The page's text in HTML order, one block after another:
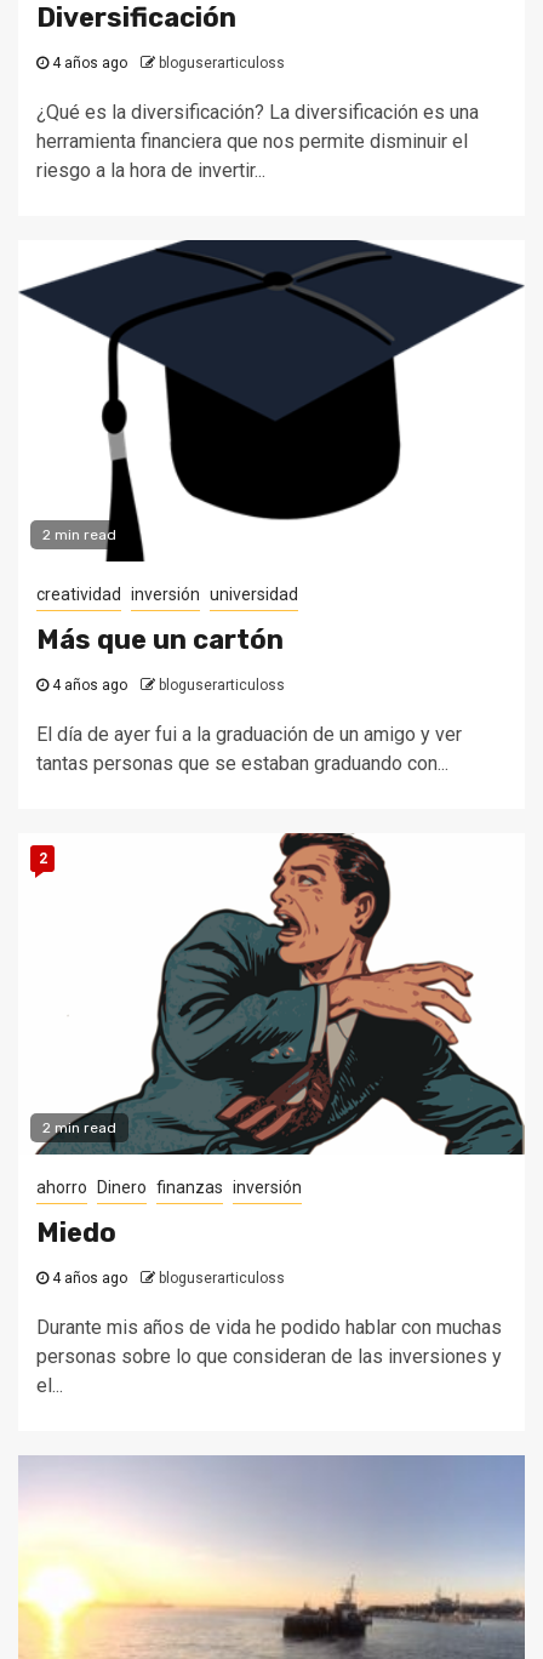
Diversificación
4 años ago bloguserarticuloss
¿Qué es la diversificación? La diversificación es una
herramienta financiera que nos permite disminuir el
riesgo a la hora de invertir...
2 min read
creatividad inversión universidad
Más que un cartón
4 años ago bloguserarticuloss
El día de ayer fui a la graduación de un amigo y ver
tantas personas que se estaban graduando con...
2 min read
2
ahorro Dinero finanzas inversión
Miedo
4 años ago bloguserarticuloss
Durante mis años de vida he podido hablar con muchas
personas sobre lo que consideran de las inversiones y
el...